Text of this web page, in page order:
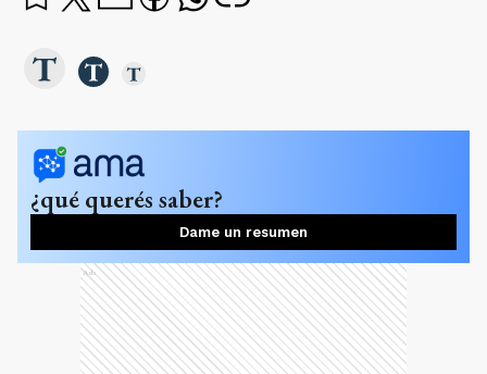
¿qué querés saber?
Dame un resumen
Ads